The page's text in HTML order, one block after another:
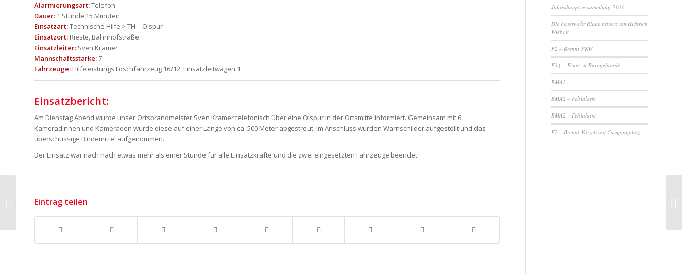
Alarmierungsart:Telefon
Dauer: 1 Stunde 15 Minuten
Einsatzart:Technische Hilfe > TH – Ölspur
Einsatzort: Rieste, Bahnhofstraße
Einsatzleiter: Sven Kramer
Mannschaftsstärke:7
Fahrzeuge: Hilfeleistungs Löschfahrzeug 16/12, Einsatzleitwagen 1
Einsatzbericht:
Am Dienstag Abend wurde unser Ortsbrandmeister Sven Kramer telefonisch über eine Ölspur in der Ortsmitte informiert. Gemeinsam mit 6
Kameradinnen und Kameraden wurde diese auf einer Länge von ca. 500 Meter abgestreut. Im Anschluss wurden Warnschilder aufgestellt und das
überschüssige Bindemittel aufgenommen.
Der Einsatz war nach nach etwas mehr als einer Stunde für alle Einsatzkräfte und die zwei eingesetzten Fahrzeuge beendet.
Eintrag teilen
Jahreshauptversammlung 2026
Die Feuerwehr Rieste trauert um Heinrich
Wiebolt
F2 – Brennt PKW
F3+ – Feuer in Bürogebäude
BMA2
BMA2 – Fehlalarm
BMA2 – Fehlalarm
F2 – Brennt Vorzelt auf Campingplatz
TH klein – PKW im Graben